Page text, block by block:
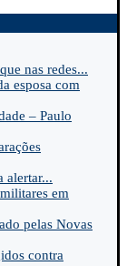
nas redes...
esposa com
– Paulo
alertar...
em
pelas Novas
contra